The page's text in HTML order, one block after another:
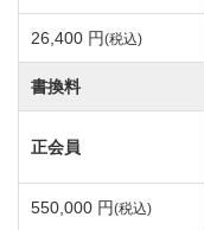
26,400 円(税込)
書換料
正会員
550,000 円(税込)